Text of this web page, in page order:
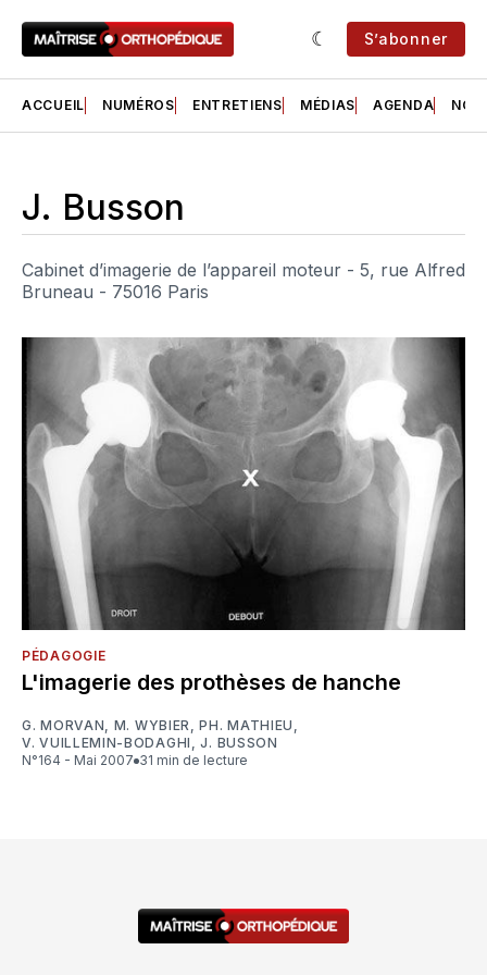
S’abonner
ACCUEIL NUMÉROS ENTRETIENS MÉDIAS AGENDA NOS
J. Busson
Cabinet d’imagerie de l’appareil moteur - 5, rue Alfred
Bruneau - 75016 Paris
PÉDAGOGIE
L'imagerie des prothèses de hanche
G. MORVAN, M. WYBIER,PH. MATHIEU ,
V. VUILLEMIN-BODAGHI ,J. BUSSON
N°164 - Mai 2007
31 min de lecture